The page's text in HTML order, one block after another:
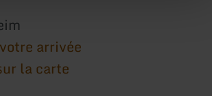
arrivée
la carte